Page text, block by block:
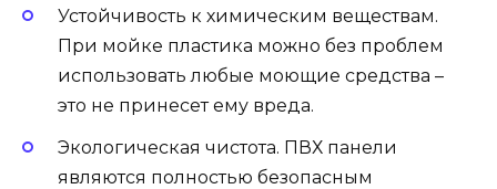
Устойчивость к химическим веществам.
При мойке пластика можно без проблем
использовать любые моющие средства –
это не принесет ему вреда.
Экологическая чистота. ПВХ панели
являются полностью безопасным